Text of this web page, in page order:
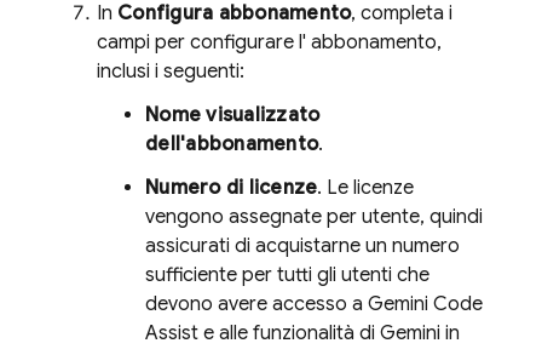
In Configura abbonamento, completa i
campi per configurare l' abbonamento,
inclusi i seguenti:
Nome visualizzato
dell'abbonamento.
Numero di licenze. Le licenze
vengono assegnate per utente, quindi
assicurati di acquistarne un numero
sufficiente per tutti gli utenti che
devono avere accesso a Gemini Code
Assist e alle funzionalità di Gemini in